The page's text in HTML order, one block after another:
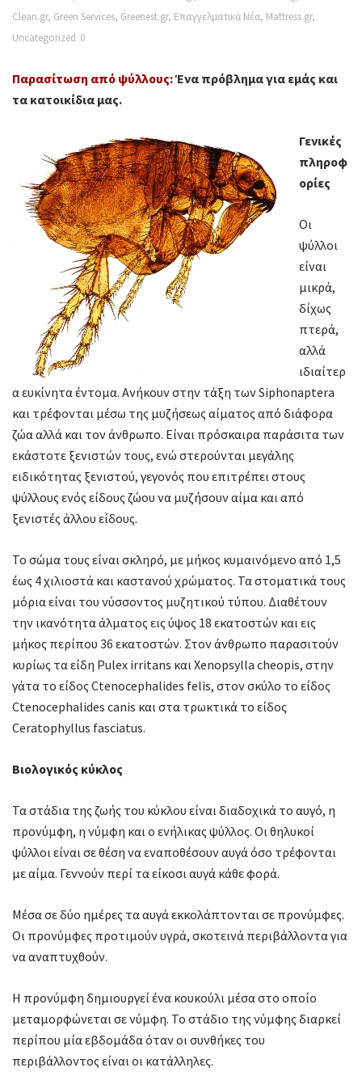
Clean.gr, Green Services, Greenest.gr, Επαγγελματικά Νέα, Mattress.gr,
Uncategorized 0
Παρασίτωση από ψύλλους:Ένα πρόβλημα για εμάς και
τα κατοικίδια μας.
Γενικές
πληροφ
ορίες
Οι
ψύλλοι
είναι
μικρά,
δίχως
πτερά,
αλλά
ιδιαίτερ
α ευκίνητα έντομα. Ανήκουν στην τάξη των Siphonaptera
και τρέφονται μέσω της μυζήσεως αίματος από διάφορα
ζώα αλλά και τον άνθρωπο. Είναι πρόσκαιρα παράσιτα των
εκάστοτε ξενιστών τους, ενώ στερούνται μεγάλης
ειδικότητας ξενιστού, γεγονός που επιτρέπει στους
ψύλλους ενός είδους ζώου να μυζήσουν αίμα και από
ξενιστές άλλου είδους.
Το σώμα τους είναι σκληρό, με μήκος κυμαινόμενο από 1,5
έως 4 χιλιοστά και καστανού χρώματος. Τα στοματικά τους
μόρια είναι του νύσσοντος μυζητικού τύπου. Διαθέτουν
την ικανότητα άλματος εις ύψος 18 εκατοστών και εις
μήκος περίπου 36 εκατοστών. Στον άνθρωπο παρασιτούν
κυρίως τα είδη Pulex irritans και Xenopsylla cheopis, στην
γάτα το είδος Ctenocephalides felis, στον σκύλο το είδος
Ctenocephalides canis και στα τρωκτικά το είδος
Ceratophyllus fasciatus.
Βιολογικός κύκλος
Τα στάδια της ζωής του κύκλου είναι διαδοχικά το αυγό, η
προνύμφη, η νύμφη και ο ενήλικας ψύλλος. Οι θηλυκοί
ψύλλοι είναι σε θέση να εναποθέσουν αυγά όσο τρέφονται
με αίμα. Γεννούν περί τα είκοσι αυγά κάθε φορά.
Μέσα σε δύο ημέρες τα αυγά εκκολάπτονται σε προνύμφες.
Οι προνύμφες προτιμούν υγρά, σκοτεινά περιβάλλοντα για
να αναπτυχθούν.
Η προνύμφη δημιουργεί ένα κουκούλι μέσα στο οποίο
μεταμορφώνεται σε νύμφη. Το στάδιο της νύμφης διαρκεί
περίπου μία εβδομάδα όταν οι συνθήκες του
περιβάλλοντος είναι οι κατάλληλες.